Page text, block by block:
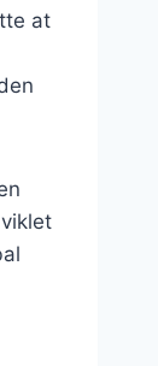
at